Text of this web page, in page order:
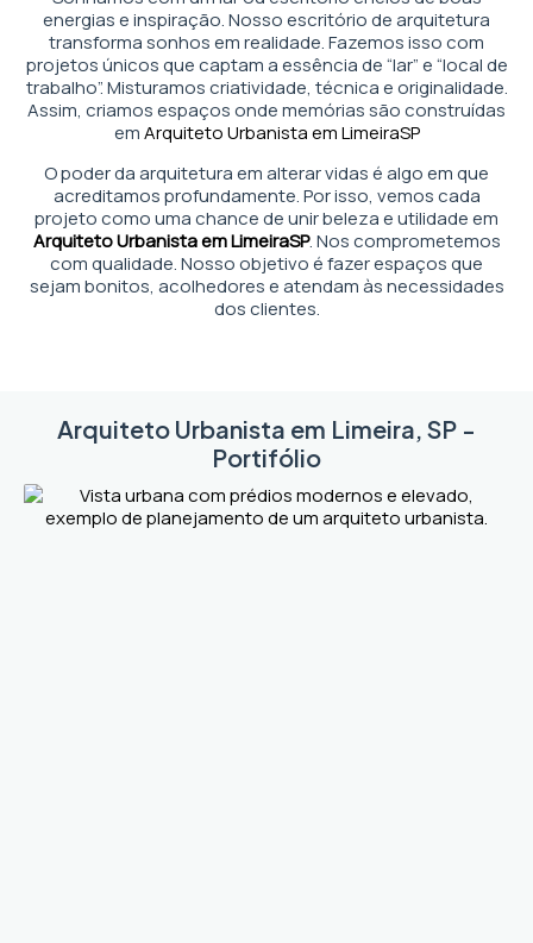
energias e inspiração. Nosso escritório de arquitetura
transforma sonhos em realidade. Fazemos isso com
projetos únicos que captam a essência de “lar” e “local de
trabalho”. Misturamos criatividade, técnica e originalidade.
Assim, criamos espaços onde memórias são construídas
emArquiteto Urbanista em LimeiraSP
O poder da arquitetura em alterar vidas é algo em que
acreditamos profundamente. Por isso, vemos cada
projeto como uma chance de unir beleza e utilidade em
Arquiteto Urbanista em LimeiraSP. Nos comprometemos
com qualidade. Nosso objetivo é fazer espaços que
sejam bonitos, acolhedores e atendam às necessidades
dos clientes.
Arquiteto Urbanista em Limeira, SP -
Portifólio